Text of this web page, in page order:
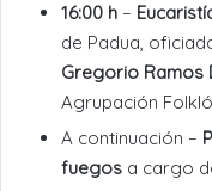
16:00 h –
de Padua,
Gregorio Ramos
Agrupación
A continuación –
fuegos a cargo